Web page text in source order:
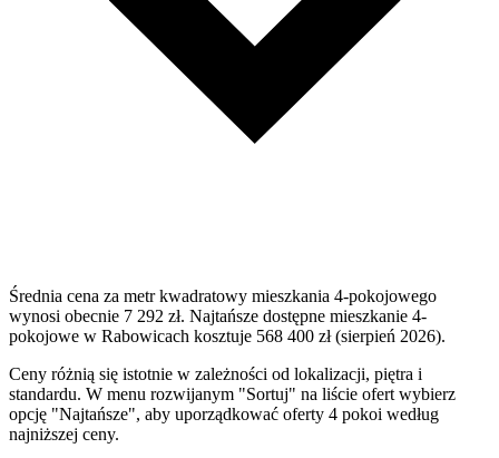
Średnia cena za metr kwadratowy mieszkania 4-pokojowego
wynosi obecnie 7 292 zł. Najtańsze dostępne mieszkanie 4-
pokojowe w Rabowicach kosztuje 568 400 zł (sierpień 2026).
Ceny różnią się istotnie w zależności od lokalizacji, piętra i
standardu. W menu rozwijanym "Sortuj" na liście ofert wybierz
opcję "Najtańsze", aby uporządkować oferty 4 pokoi według
najniższej ceny.